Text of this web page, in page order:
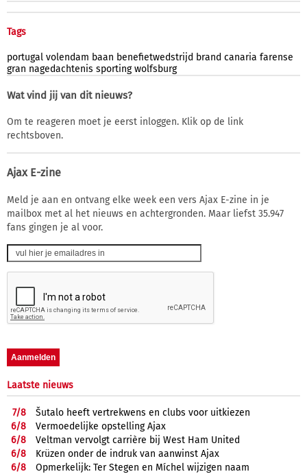
Tags
portugal volendam baan benefietwedstrijd brand canaria farense
gran nagedachtenis sporting wolfsburg
Wat vind jij van dit nieuws?
Om te reageren moet je eerst inloggen. Klik op de link
rechtsboven.
Ajax E-zine
Meld je aan en ontvang elke week een vers Ajax E-zine in je
mailbox met al het nieuws en achtergronden. Maar liefst 35.947
fans gingen je al voor.
Laatste nieuws
7/8
Šutalo heeft vertrekwens en clubs voor uitkiezen
6/8
Vermoedelijke opstelling Ajax
6/8
Veltman vervolgt carrière bij West Ham United
6/8
Krüzen onder de indruk van aanwinst Ajax
6/8
Opmerkelijk: Ter Stegen en Míchel wijzigen naam